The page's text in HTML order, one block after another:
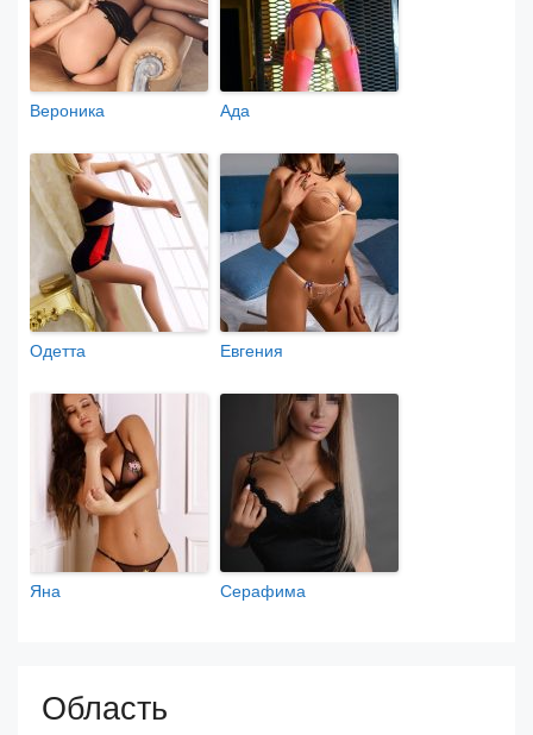
Вероника Ада
Одетта Евгения
Яна Серафима
Область